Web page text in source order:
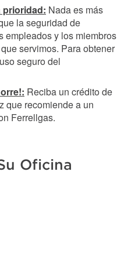
prioridad: Nada es más
la seguridad de
empleados y los miembros
servimos. Para obtener
seguro del
Reciba un crédito de
que recomiende a un
Ferrellgas.
Oficina